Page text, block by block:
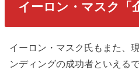
イーロン・マスク「
イーロン・マスク氏もまた、
ンディングの成功者といえるで